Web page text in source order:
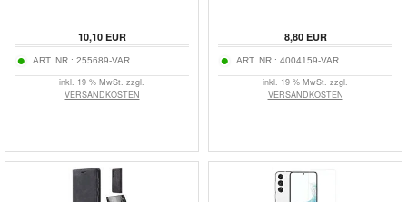
10,10EUR
ART. NR.: 255689-VAR
inkl. 19 % MwSt. zzgl.
VERSANDKOSTEN
8,80EUR
ART. NR.: 4004159-VAR
inkl. 19 % MwSt. zzgl.
VERSANDKOSTEN